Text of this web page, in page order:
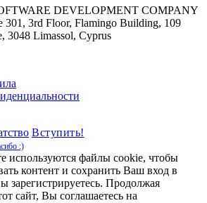
DEVELOPMENT COMPANY
3rd Floor, Flamingo Building, 109
3048 Limassol, Cyprus
Вступить!
:)
используются файлы cookie, чтобы
контент и сохранить Ваш вход в
зарегистрируетесь. Продолжая
сайт, Вы соглашаетесь на